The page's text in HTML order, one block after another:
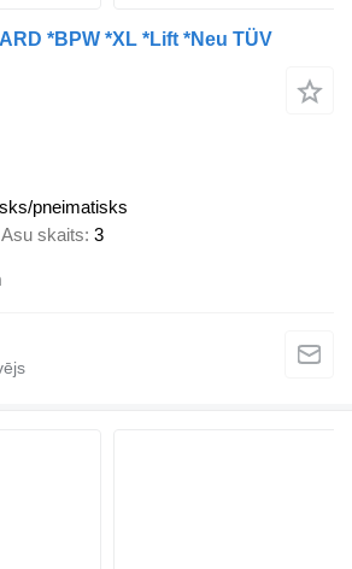
*BPW *XL *Lift *Neu TÜV
pneimatisks
Asu skaits 3